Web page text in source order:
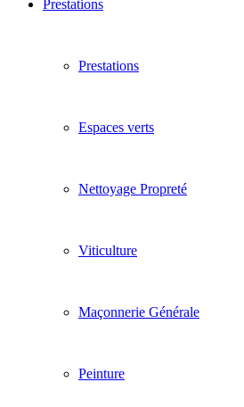
Prestations
Prestations
Espaces verts
Nettoyage Propreté
Viticulture
Maçonnerie Générale
Peinture